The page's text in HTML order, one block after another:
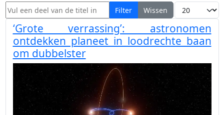
Vul een deel van de titel in Filter Wissen Toon #
‘Grote verrassing’: astronomen
ontdekken planeet in loodrechte baan
om dubbelster